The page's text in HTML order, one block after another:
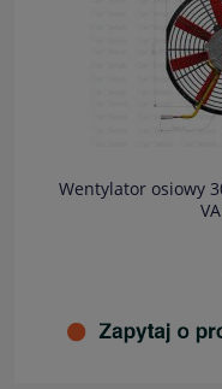
Wentylator osiowy